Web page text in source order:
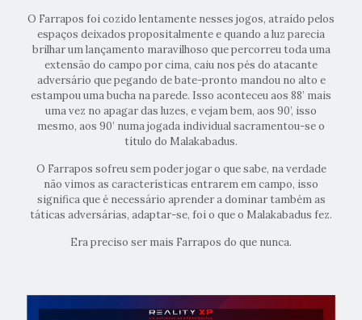
O Farrapos foi cozido lentamente nesses jogos, atraído pelos
espaços deixados propositalmente e quando a luz parecia
brilhar um lançamento maravilhoso que percorreu toda uma
extensão do campo por cima, caiu nos pés do atacante
adversário que pegando de bate-pronto mandou no alto e
estampou uma bucha na parede. Isso aconteceu aos 88’ mais
uma vez no apagar das luzes, e vejam bem, aos 90’, isso
mesmo, aos 90’ numa jogada individual sacramentou-se o
título do Malakabadus.
O Farrapos sofreu sem poder jogar o que sabe, na verdade
não vimos as características entrarem em campo, isso
significa que é necessário aprender a dominar também as
táticas adversárias, adaptar-se, foi o que o Malakabadus fez.
Era preciso ser mais Farrapos do que nunca.